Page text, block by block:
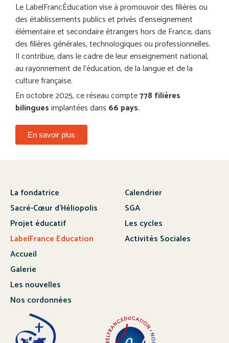
Le LabelFrancÉducation vise à promouvoir des filières ou
des établissements publics et privés d’enseignement
élémentaire et secondaire étrangers hors de France, dans
des filières générales, technologiques ou professionnelles.
Il contribue, dans le cadre de leur enseignement national,
au rayonnement de l’éducation, de la langue et de la
culture française.
En octobre 2025, ce réseau compte778 filières
bilinguesimplantées dans 66 pays.
En savoir plus
La fondatrice
Sacré-Cœur d’Héliopolis
Projet éducatif
LabelFrance Education
Calendrier
SGA
Les cycles
Activités Sociales
Accueil
Galerie
Les nouvelles
Nos cordonnées